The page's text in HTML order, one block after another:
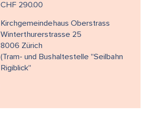
CHF 290.00
Kirchgemeindehaus Oberstrass
Winterthurerstrasse 25
8006 Zürich
(Tram- und Bushaltestelle "Seilbahn
Rigiblick"